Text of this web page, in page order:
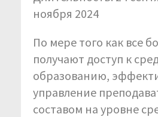
ноября 2024
По мере того как все
получают доступ к
образованию,
управление
составом на уровне